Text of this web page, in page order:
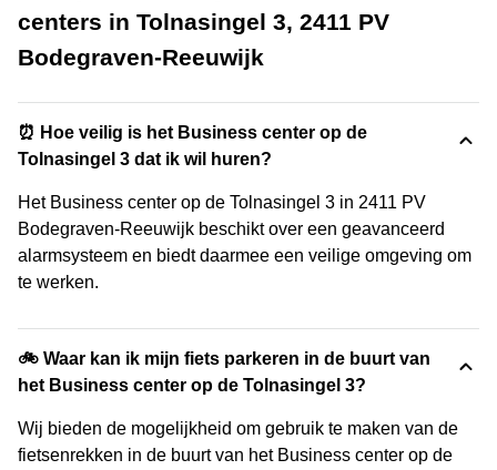
centers in Tolnasingel 3, 2411 PV
Bodegraven-Reeuwijk
⏰ Hoe veilig is het Business center op de
Tolnasingel 3 dat ik wil huren?
Het Business center op de Tolnasingel 3 in 2411 PV
Bodegraven-Reeuwijk beschikt over een geavanceerd
alarmsysteem en biedt daarmee een veilige omgeving om
te werken.
🚲 Waar kan ik mijn fiets parkeren in de buurt van
het Business center op de Tolnasingel 3?
Wij bieden de mogelijkheid om gebruik te maken van de
fietsenrekken in de buurt van het Business center op de